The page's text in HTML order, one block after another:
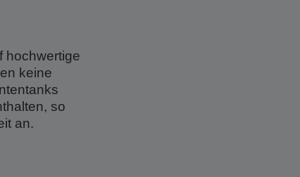
hochwertige
keine
so
an.